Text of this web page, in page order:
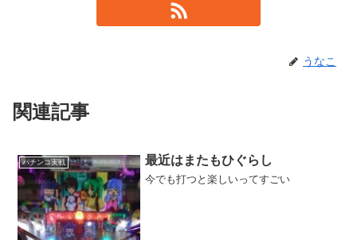
うなこ
関連記事
パチンコ実戦 最近はまたもひぐらし
今でも打つと楽しいってすごい